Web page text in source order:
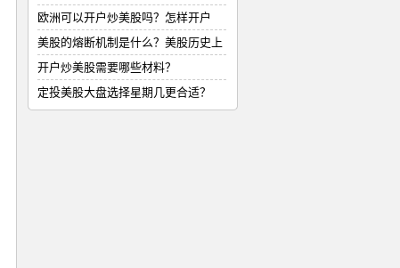
材
欧洲可以开户炒美股吗？怎样开户
美股的熔断机制是什么？美股历史上
的
开户炒美股需要哪些材料？
定投美股大盘选择星期几更合适？